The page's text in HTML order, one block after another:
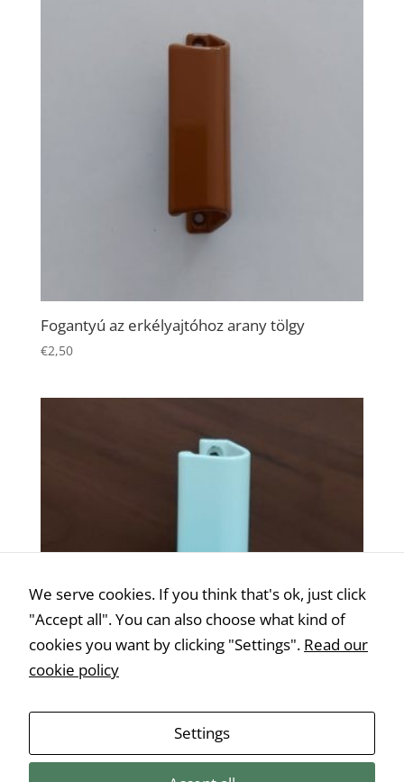
Fogantyú az erkélyajtóhoz arany tölgy
€2,50
Fogantyú az erkélyajtóhoz fehér
We serve cookies. If you think that's ok, just click
"Accept all". You can also choose what kind of
cookies you want by clicking "Settings". Read our
cookie policy
Settings